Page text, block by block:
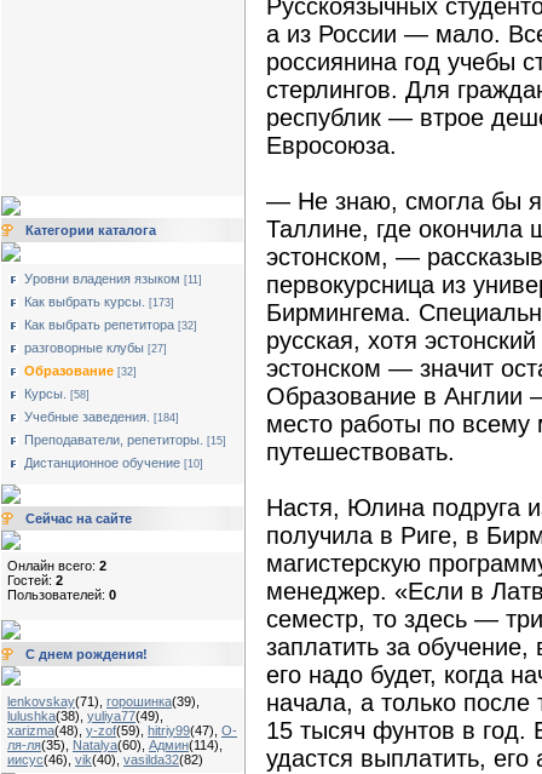
Категории каталога
Уровни владения языком [11]
Как выбрать курсы. [173]
Как выбрать репетитора [32]
разговорные клубы [27]
Образование [32]
Курсы. [58]
Учебные заведения. [184]
Преподаватели, репетиторы. [15]
Дистанционное обучение [10]
Сейчас на сайте
Онлайн всего: 2
Гостей: 2
Пользователей: 0
С днем рождения!
lenkovskay(71) горошинка(39)
lulushka(38) yuliya77(49)
xarizma(48) y-zof(59) hitriy99(47) О-
ля-ля(35) Natalya(60) Админ(114)
иисус(46) vik(40) vasilda32(82)
Русскоязычных
а из России — мало.
россиянина год учебы
стерлингов. Для
республик — втрое
Евросоюза.
— Не знаю, смогла бы я
Таллине, где окончила
эстонском, —
первокурсница из
Бирмингема.
русская, хотя
эстонском — значит
Образование в Англии
место работы по всему
путешествовать.
Настя, Юлина подруга
получила в Риге, в
магистерскую
менеджер. «Если в
семестр, то здесь —
заплатить за
его надо будет, когда
начала, а только после
15 тысяч фунтов в год.
удастся выплатить,